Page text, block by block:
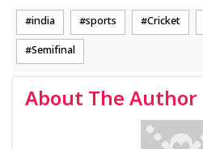
india sports Cricket
Semifinal
About The Author